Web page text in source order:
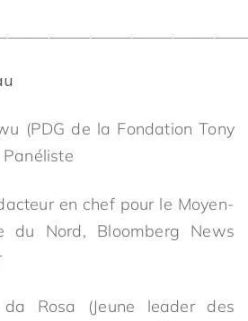
(PDG de la Fondation Tony
en chef pour le Moyen-
du Nord, Bloomberg News
da Rosa (Jeune leader des